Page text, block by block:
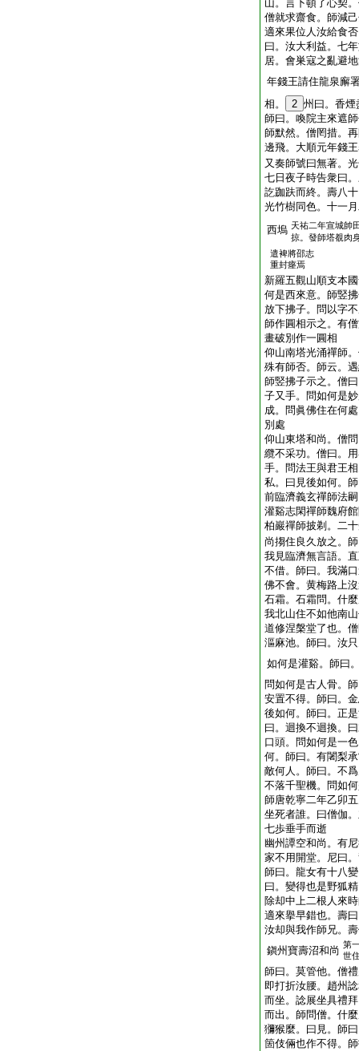
山。言下頓了心契
僧就求齋食。師減
適來果位人汝給食
曰。汝大利益。七
居。會巣寇之亂避
年錢王請住龍泉廨
相。
2 州曰。香煙
師曰。喚院主來遮
師默然。僧罔措。
邊飛。大順元年錢
又奏師號曰無著。
七日夜子時告衆曰
訖跏趺而終。壽八
光竹樹同色。十一
西塢 天祐二年宣城帥
掠。發師塔覩肉
遣裨將邵志
重封瘞焉
新羅五觀山順支本
何是西來意。師竪
放下拂子。問以字
師作圓相示之。有
畫破別作一圓相
仰山南塔光涌禪師
殊有師否。師云。
師竪拂子示之。僧
子又手。問如何是
成。問眞佛住在何
別處
仰山東塔和尚。僧
纜不采功。僧曰。
手。問法王與君王
私。曰見後如何。
前臨濟義玄禪師法嗣
灌谿志閑禪師魏府
柏巖禪師披剃。二
尚搊住良久放之。
我見臨濟無言語。
不借。師曰。我滿
佛不會。黄梅路上
石霜。石霜問。什
我北山住不如他南
道修涅槃堂了也。
漚麻池。師曰。汝
如何是灌谿。師曰
問如何是古人骨。
安置不得。師曰。
後如何。師曰。正
曰。迴換不迴換。
口頭。問如何是一
何。師曰。有闍梨
敵何人。師曰。不
不落千聖機。問如
師唐乾寧二年乙卯
坐死者誰。曰僧伽
七歩垂手而逝
幽州譚空和尚。有
家不用開堂。尼曰
師曰。龍女有十八
曰。變得也是野狐
除却中上二根人來
適來擧早錯也。壽
汝却與我作師兄。
鎭州寶壽沼和尚 第
世
師曰。莫管他。僧
即打折汝腰。趙州
而坐。諗展坐具禮
而出。師問僧。什
獼猴麼。曰見。師
箇伎倆也作不得。